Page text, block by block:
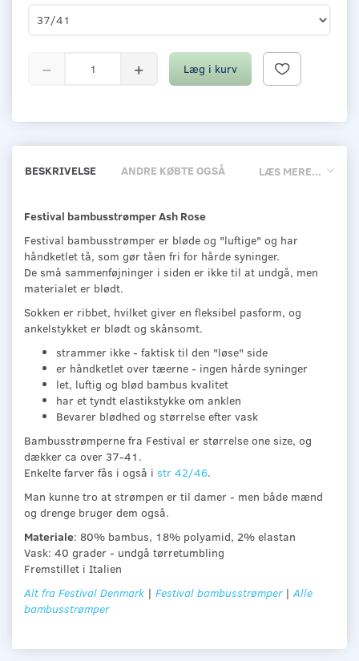
Læg i kurv
LÆS MERE...
BESKRIVELSE ANDRE KØBTE OGSÅ
Festival bambusstrømper Ash Rose
Festival bambusstrømper er bløde og "luftige" og har
håndketlet tå, som gør tåen fri for hårde syninger.
De små sammenføjninger i siden er ikke til at undgå, men
materialet er blødt.
Sokken er ribbet, hvilket giver en fleksibel pasform, og
ankelstykket er blødt og skånsomt.
strammer ikke - faktisk til den "løse" side
er håndketlet over tæerne - ingen hårde syninger
let, luftig og blød bambus kvalitet
har et tyndt elastikstykke om anklen
Bevarer blødhed og størrelse efter vask
Bambusstrømperne fra Festival er størrelse one size, og
dækker ca over 37-41.
Enkelte farver fås i også i str 42/46.
Man kunne tro at strømpen er til damer - men både mænd
og drenge bruger dem også.
Materiale: 80% bambus, 18% polyamid, 2% elastan
Vask: 40 grader - undgå tørretumbling
Fremstillet i Italien
Alt fra Festival Denmark | Festival bambusstrømper| Alle
bambusstrømper